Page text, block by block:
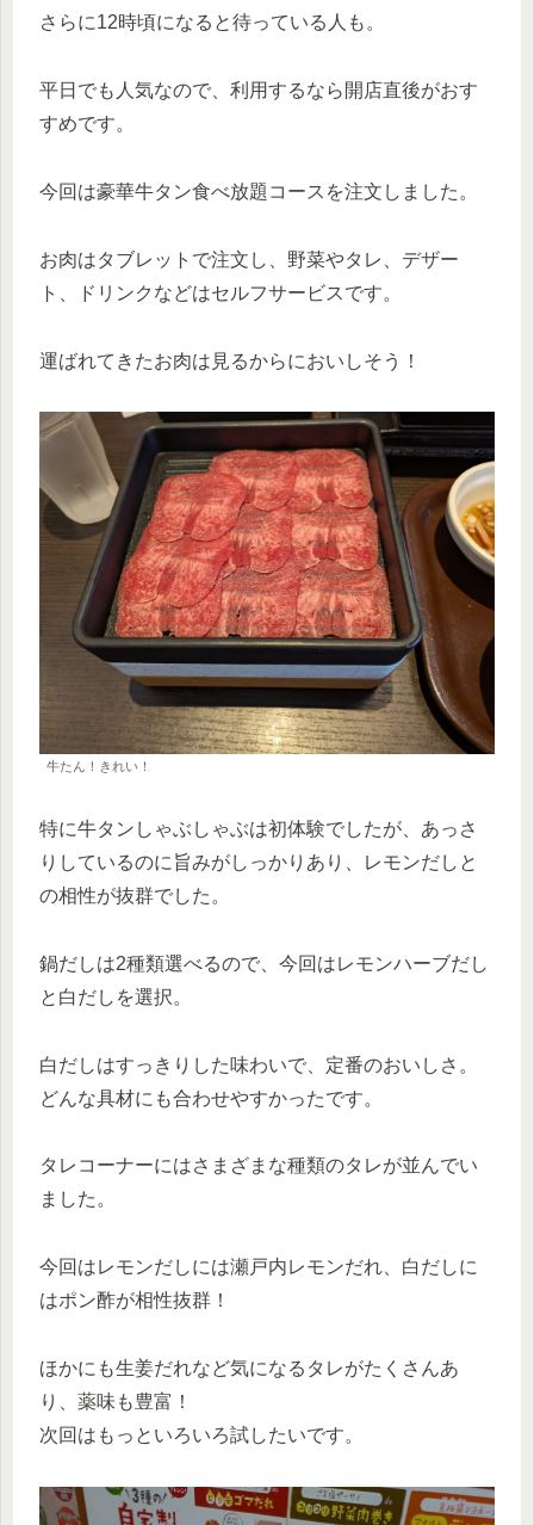
さらに12時頃になると待っている人も。
平日でも人気なので、利用するなら開店直後がおす
すめです。
今回は豪華牛タン食べ放題コースを注文しました。
お肉はタブレットで注文し、野菜やタレ、デザー
ト、ドリンクなどはセルフサービスです。
運ばれてきたお肉は見るからにおいしそう！
牛たん！きれい！
特に牛タンしゃぶしゃぶは初体験でしたが、あっさ
りしているのに旨みがしっかりあり、レモンだしと
の相性が抜群でした。
鍋だしは2種類選べるので、今回はレモンハーブだし
と白だしを選択。
白だしはすっきりした味わいで、定番のおいしさ。
どんな具材にも合わせやすかったです。
タレコーナーにはさまざまな種類のタレが並んでい
ました。
今回はレモンだしには瀬戸内レモンだれ、白だしに
はポン酢が相性抜群！
ほかにも生姜だれなど気になるタレがたくさんあ
り、薬味も豊富！
次回はもっといろいろ試したいです。